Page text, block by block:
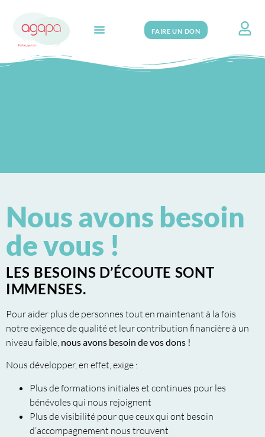
FAIRE UN DON
Nous avons besoin
de vous !
LES BESOINS D’ÉCOUTE SONT
IMMENSES.
Pour aider plus de personnes tout en maintenant à la fois
notre exigence de qualité et leur contribution financière à un
niveau faible, nous avons besoin de vos dons !
Nous développer, en effet, exige :
Plus de formations initiales et continues pour les
bénévoles qui nous rejoignent
Plus de visibilité pour que ceux qui ont besoin
d’accompagnement nous trouvent